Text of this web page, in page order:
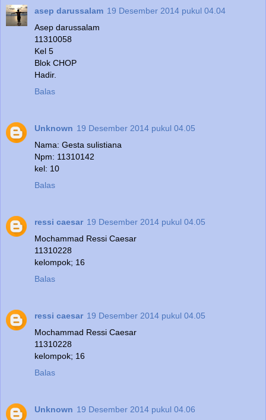
asep darussalam 19 Desember 2014 pukul 04.04
Asep darussalam
11310058
Kel 5
Blok CHOP
Hadir.
Balas
Unknown 19 Desember 2014 pukul 04.05
Nama: Gesta sulistiana
Npm: 11310142
kel: 10
Balas
ressi caesar 19 Desember 2014 pukul 04.05
Mochammad Ressi Caesar
11310228
kelompok; 16
Balas
ressi caesar 19 Desember 2014 pukul 04.05
Mochammad Ressi Caesar
11310228
kelompok; 16
Balas
Unknown 19 Desember 2014 pukul 04.06